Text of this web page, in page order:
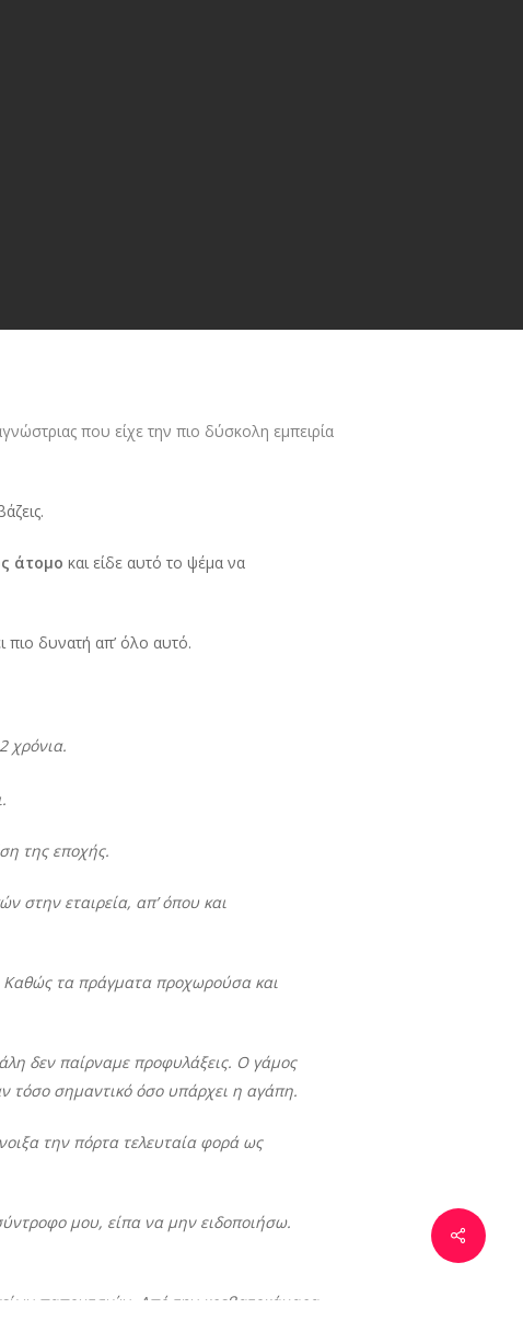
που είχε την πιο δύσκολη εμπειρία
άτομο και είδε αυτό το ψέμα να
πιο δυνατή απ’ όλο αυτό.
χρόνια.
της εποχής.
στην εταιρεία, απ’ όπου και
Καθώς τα πράγματα προχωρούσα και
δεν παίρναμε προφυλάξεις. Ο γάμος
τόσο σημαντικό όσο υπάρχει η αγάπη.
την πόρτα τελευταία φορά ως
μου, είπα να μην ειδοποιήσω.
παπουτσιών. Από την κρεβατοκάμαρα